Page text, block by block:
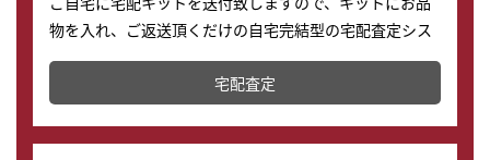
物を入れ、ご返送頂くだけの自宅完結型の宅配査定シス
テムです。
配送でも簡単&安全に査定・買取に出すことが可能で
す。
宅配査定